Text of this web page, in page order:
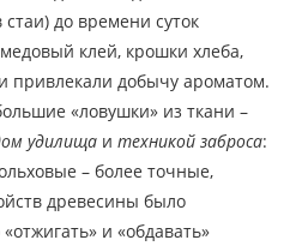
до времени суток
клей, крошки хлеба,
привлекали добычу ароматом.
«ловушки» из ткани –
удилища и техникой заброса:
– более точные,
древесины было
и «обдавать»